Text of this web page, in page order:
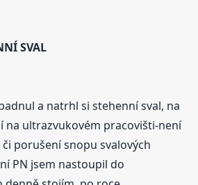
SVAL
a natrhl si stehenní sval, na
na ultrazvukovém pracovišti-není
porušení snopu svalových
PN jsem nastoupil do